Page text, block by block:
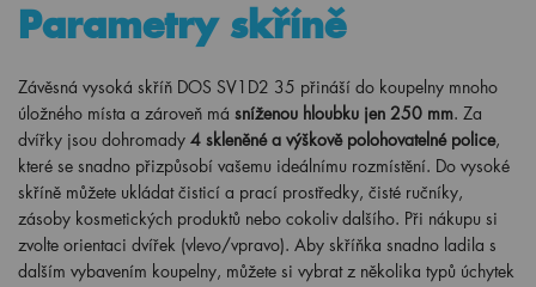
Parametry skříně
Závěsná vysoká skříň DOS SV1D2 35 přináší do koupelny mnoho
úložného místa a zároveň má sníženou hloubku jen 250 mm. Za
dvířky jsou dohromady 4 skleněné a výškově polohovatelné police,
které se snadno přizpůsobí vašemu ideálnímu rozmístění. Do vysoké
skříně můžete ukládat čisticí a prací prostředky, čisté ručníky,
zásoby kosmetických produktů nebo cokoliv dalšího. Při nákupu si
zvolte orientaci dvířek (vlevo/vpravo). Aby skříňka snadno ladila s
dalším vybavením koupelny, můžete si vybrat z několika typů úchytek